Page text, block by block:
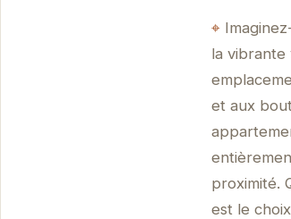
la vibrante
et aux
proximité.
est le